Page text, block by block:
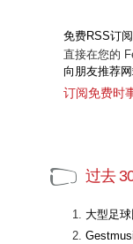
免费RSS订阅
直接在您的
向朋友推荐
订阅免费时
过去
大型足